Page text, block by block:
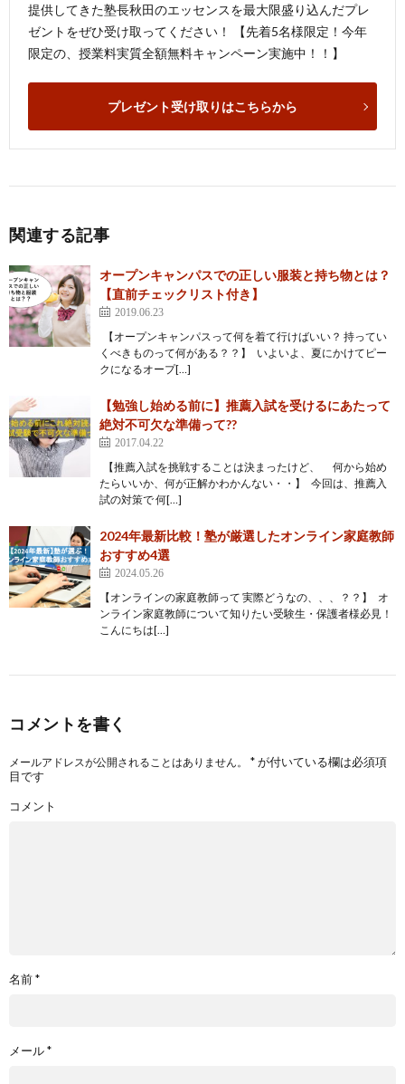
提供してきた塾長秋田のエッセンスを最大限盛り込んだプレ
ゼントをぜひ受け取ってください！ 【先着5名様限定！今年
限定の、授業料実質全額無料キャンペーン実施中！！】
プレゼント受け取りはこちらから
関連する記事
オープンキャンパスでの正しい服装と持ち物とは？
【直前チェックリスト付き】
2019.06.23
【オープンキャンパスって何を着て行けばいい？ 持ってい
くべきものって何がある？？】 いよいよ、夏にかけてピー
クになるオープ[…]
【勉強し始める前に】推薦入試を受けるにあたって
絶対不可欠な準備って??
2017.04.22
【推薦入試を挑戦することは決まったけど、 何から始め
たらいいか、何が正解かわかんない・・】 今回は、推薦入
試の対策で 何[…]
2024年最新比較！塾が厳選したオンライン家庭教師
おすすめ4選
2024.05.26
【オンラインの家庭教師って 実際どうなの、、、？？】 オ
ンライン家庭教師について知りたい受験生・保護者様必見！
こんにちは[…]
コメントを書く
メールアドレスが公開されることはありません。 *が付いている欄は必須項
目です
コメント
名前*
メール*